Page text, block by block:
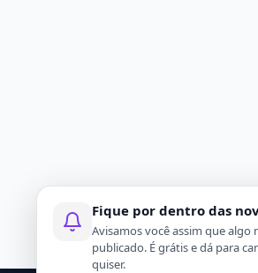
Fique por dentro das
Avisamos você assim que algo
publicado. É grátis e dá para
quiser.